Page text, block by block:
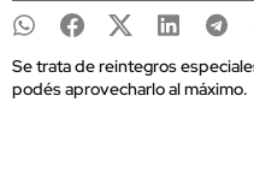
Se trata de reintegros
podés aprovecharlo al máximo.